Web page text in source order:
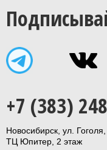
+7 (383)
Новосибирск, ул.
ТЦ Юпитер, 2 этаж